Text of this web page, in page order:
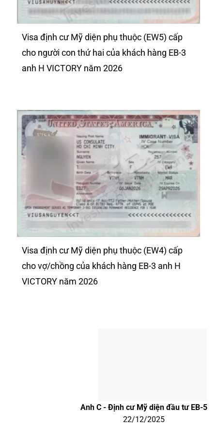
Visa định cư Mỹ diện phụ thuộc (EW5) cấp
cho người con thứ hai của khách hàng EB-3
anh H VICTORY năm 2026
Visa định cư Mỹ diện phụ thuộc (EW4) cấp
cho vợ/chồng của khách hàng EB-3 anh H
VICTORY năm 2026
Anh C - Định cư Mỹ diện đầu tư EB-5
22/12/2025